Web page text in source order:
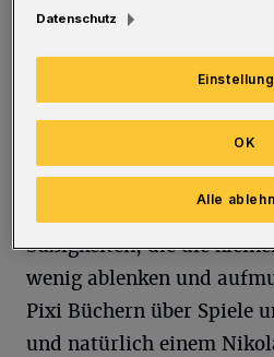
Der Nikolaus und seine Helfer: Janos
Kaczmarczyk, Marcel Schaumann,
Süßigkeiten, die die
wenig ablenken und
Pixi Büchern über Spiele
und natürlich einem
Datenschutz
Alle
OK